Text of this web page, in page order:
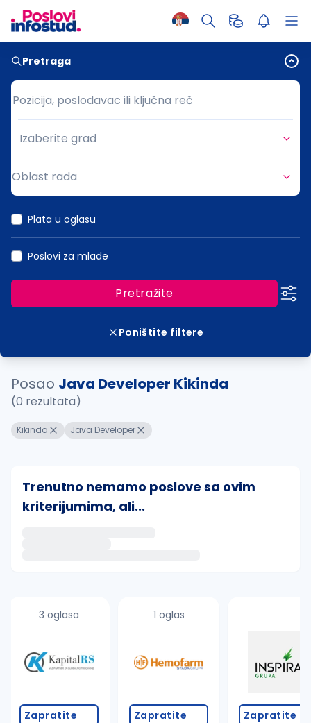
Pretraga
Pozicija, poslodavac ili ključna reč
Pozicija, poslodavac ili ključna reč
Grad
Izaberite grad
Oblast rada
Plata u oglasu
Poslovi za mlade
Pretražite
Poništite filtere
Posao Java Developer Kikinda
(0 rezultata)
Kikinda Java Developer
Trenutno nemamo poslove sa ovim
kriterijumima, ali...
proverite pravopisne greške (koristite č, ć, š, đ,
promenite odabrane filtere pretrage
3 oglasa
Zapratite
1 oglas
Zapratite Zapratite